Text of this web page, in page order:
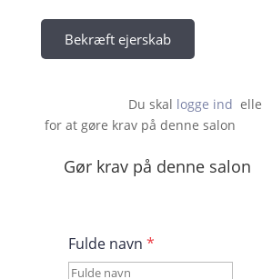
Bekræft ejerskab
Du skal logge ind
for at gøre krav på denne
Gør krav på denne salon
Fulde navn *